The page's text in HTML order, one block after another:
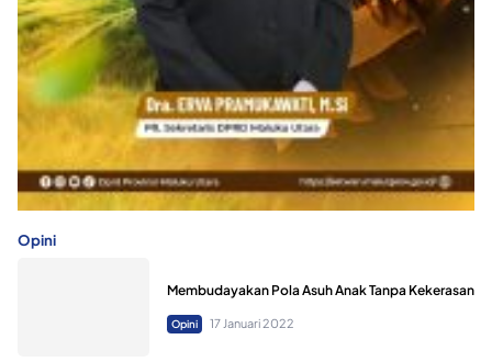
Opini
Membudayakan Pola Asuh Anak Tanpa Kekerasan
Opini 17 Januari 2022